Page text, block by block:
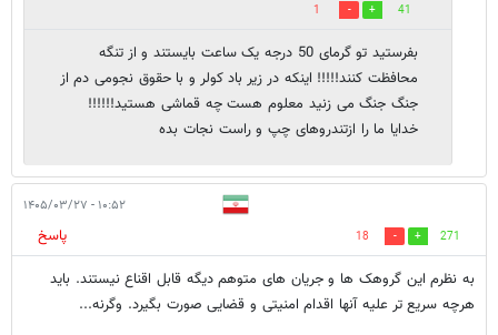
41
1
بفرستید تو گرمای 50 درجه یک ساعت بایستند و از تنگه
محافظت کنند!!!!! اینکه در زیر باد کولر و با حقوق نجومی دم از
جنگ جنگ می زنید معلوم هست چه قماشی هستید!!!!!!
خدایا ما را ازتندروهای چپ و راست نجات بده
۱۰:۵۲ - ۱۴۰۵/۰۳/۲۷
271
18
پاسخ
به نظرم این گروهک ها و جریان های متوهم دیگه قابل اقناع نیستند. باید
هرچه سریع تر علیه آنها اقدام امنیتی و قضایی صورت بگیرد. وگرنه...